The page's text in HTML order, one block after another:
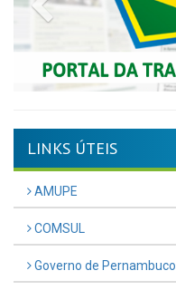
LINKS ÚTEIS
AMUPE
COMSUL
Governo de Pernambuco